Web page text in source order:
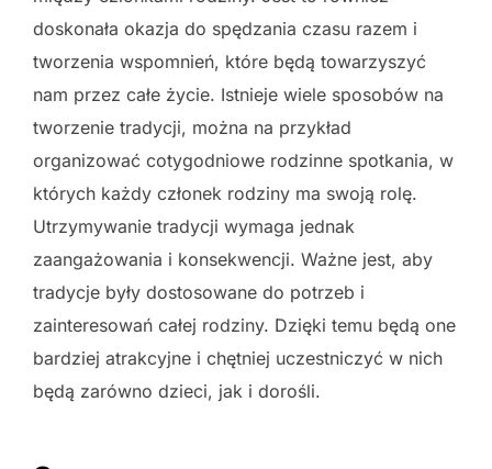
doskonała okazja do spędzania czasu razem i
tworzenia wspomnień, które będą towarzyszyć
nam przez całe życie. Istnieje wiele sposobów na
tworzenie tradycji, można na przykład
organizować cotygodniowe rodzinne spotkania, w
których każdy członek rodziny ma swoją rolę.
Utrzymywanie tradycji wymaga jednak
zaangażowania i konsekwencji. Ważne jest, aby
tradycje były dostosowane do potrzeb i
zainteresowań całej rodziny. Dzięki temu będą one
bardziej atrakcyjne i chętniej uczestniczyć w nich
będą zarówno dzieci, jak i dorośli.